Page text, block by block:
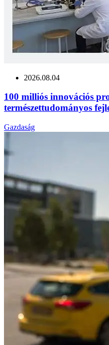
2026.08.04
100 milliós innovációs
természettudományos
Gazdaság